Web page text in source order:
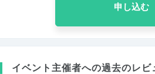
申し込む
イベント主催者への過去のレビ